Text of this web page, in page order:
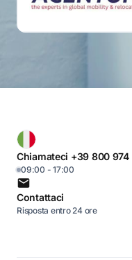
Chiamateci +39 800 974
09:00 - 17:00
Contattaci
Risposta entro 24 ore